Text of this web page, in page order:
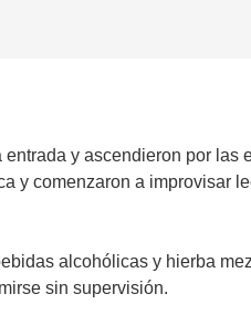
y ascendieron por
y comenzaron a
alcohólicas y hierba
sin supervisión.